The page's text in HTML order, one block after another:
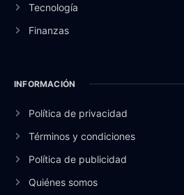
Tecnología
Finanzas
INFORMACIÓN
Política de privacidad
Términos y condiciones
Política de publicidad
Quiénes somos